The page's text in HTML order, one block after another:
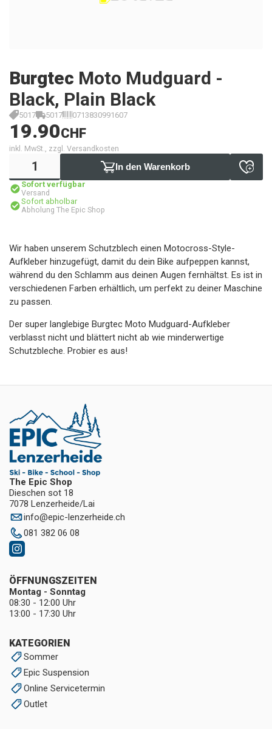
Burgtec Moto Mudguard -
Black, Plain Black
5017 5017 0713830991607
19.90CHF
inkl. MwSt., zzgl. Versandkosten
In den Warenkorb
Sofort verfügbar
Versand
Sofort abholbar
Abholung The Epic Shop
Wir haben unserem Schutzblech einen Motocross-Style-
Aufkleber hinzugefügt, damit du dein Bike aufpeppen kannst,
während du den Schlamm aus deinen Augen fernhältst. Es ist in
verschiedenen Farben erhältlich, um perfekt zu deiner Maschine
zu passen.
Der super langlebige Burgtec Moto Mudguard-Aufkleber
verblasst nicht und blättert nicht ab wie minderwertige
Schutzbleche. Probier es aus!
The Epic Shop
Dieschen sot 18
7078 Lenzerheide/Lai
info@epic-lenzerheide.ch
081 382 06 08
KATEGORIEN
Sommer
Epic Suspension
Online Servicetermin
Outlet
ÖFFNUNGSZEITEN
Montag - Sonntag
08:30 - 12:00 Uhr
13:00 - 17:30 Uhr